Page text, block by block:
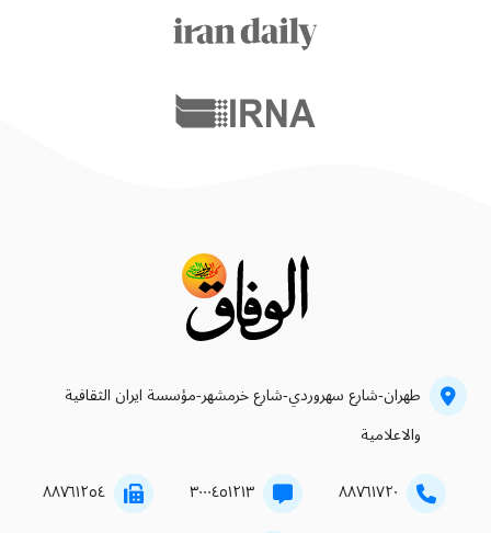
طهران-شارع سهروردي-شارع خرمشهر-مؤسسة ايران الثقافية
والاعلامية
۸۸۷٦۱۷۲۰ ۳۰۰۰٤٥۱۲۱۳ ۸۸۷٦۱۲٥٤